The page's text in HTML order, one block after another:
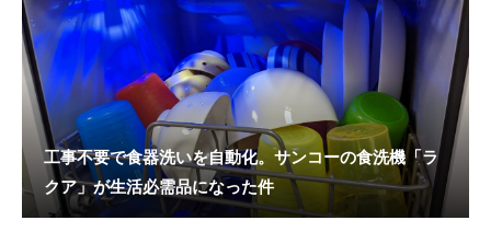
工事不要で食器洗いを自動化。サンコーの食洗機「ラ
クア」が生活必需品になった件